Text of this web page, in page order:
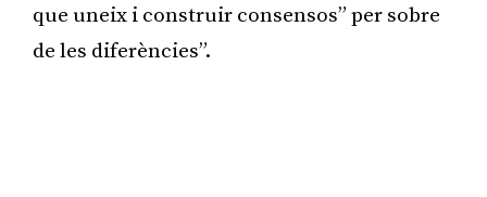
que uneix i construir consensos” per sobre
de les diferències”.